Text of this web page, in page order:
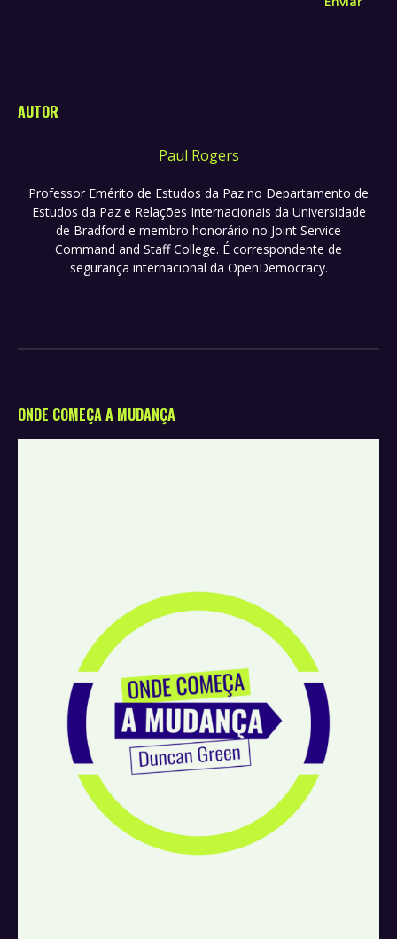
AUTOR
Paul Rogers
Professor Emérito de Estudos da Paz no Departamento de
Estudos da Paz e Relações Internacionais da Universidade
de Bradford e membro honorário no Joint Service
Command and Staff College. É correspondente de
segurança internacional da OpenDemocracy.
ONDE COMEÇA A MUDANÇA